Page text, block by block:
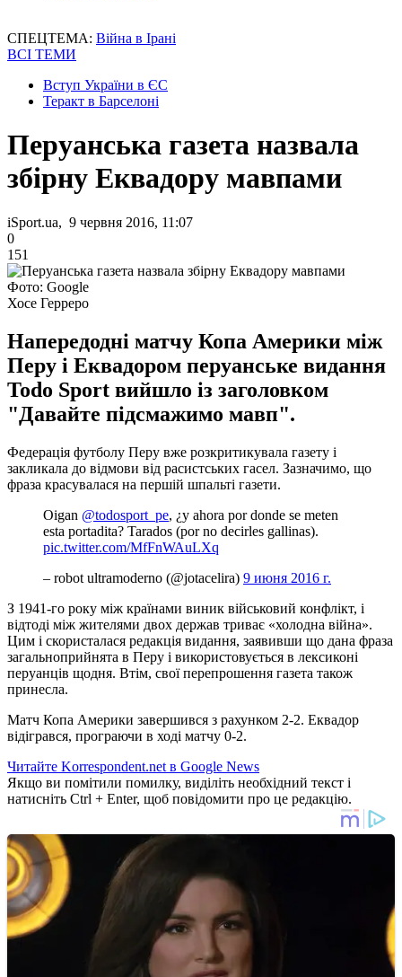
СПЕЦТЕМА: Війна в Ірані
ВСІ ТЕМИ
Вступ України в ЄС
Теракт в Барселоні
Перуанська газета назвала
збірну Еквадору мавпами
iSport.ua, 9 червня 2016, 11:07
0
151
Фото: Google
Хосе Герреро
Напередодні матчу Копа Америки між
Перу і Еквадором перуанське видання
Todo Sport вийшло із заголовком
"Давайте підсмажимо мавп".
Федерація футболу Перу вже розкритикувала газету і
закликала до відмови від расистських гасел. Зазначимо, що
фраза красувалася на першій шпальті газети.
Oigan @todosport_pe, ¿y ahora por donde se meten
esta portadita? Tarados (por no decirles gallinas).
pic.twitter.com/MfFnWAuLXq
– robot ultramoderno (@jotacelira) 9 июня 2016 г.
З 1941-го року між країнами виник військовий конфлікт, і
відтоді між жителями двох держав триває «холодна війна».
Цим і скористалася редакція видання, заявивши що дана фраза
загальноприйнята в Перу і використовується в лексиконі
перуанців щодня. Втім, свої перепрошення газета також
принесла.
Матч Копа Америки завершився з рахунком 2-2. Еквадор
відігрався, програючи в ході матчу 0-2.
Читайте Korrespondent.net в Google News
Якщо ви помітили помилку, виділіть необхідний текст і
натисніть Ctrl + Enter, щоб повідомити про це редакцію.